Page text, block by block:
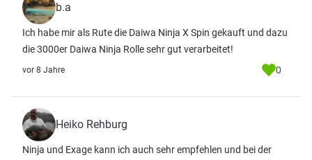
b.a
Ich habe mir als Rute die Daiwa Ninja X Spin gekauft und dazu
die 3000er Daiwa Ninja Rolle sehr gut verarbeitet!
vor 8 Jahre 0
Heiko Rehburg
Ninja und Exage kann ich auch sehr empfehlen und bei der